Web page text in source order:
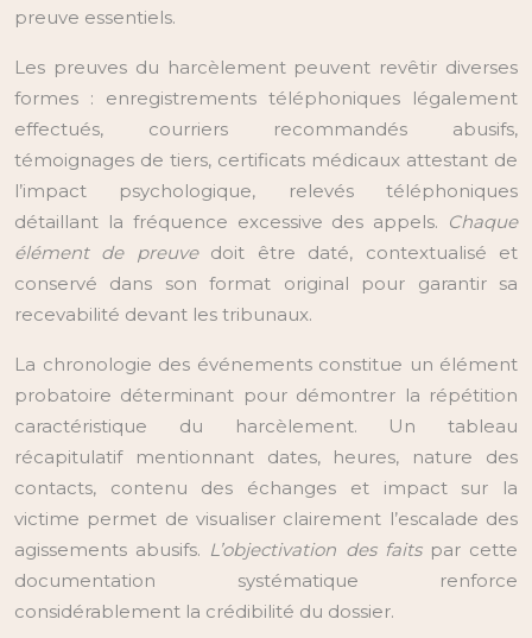
preuve essentiels.
Les preuves du harcèlement peuvent revêtir diverses
formes : enregistrements téléphoniques légalement
effectués, courriers recommandés abusifs,
témoignages de tiers, certificats médicaux attestant de
l’impact psychologique, relevés téléphoniques
détaillant la fréquence excessive des appels. Chaque
élément de preuve doit être daté, contextualisé et
conservé dans son format original pour garantir sa
recevabilité devant les tribunaux.
La chronologie des événements constitue un élément
probatoire déterminant pour démontrer la répétition
caractéristique du harcèlement. Un tableau
récapitulatif mentionnant dates, heures, nature des
contacts, contenu des échanges et impact sur la
victime permet de visualiser clairement l’escalade des
agissements abusifs. L’objectivation des faits par cette
documentation systématique renforce
considérablement la crédibilité du dossier.